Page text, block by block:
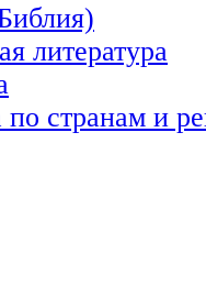
литература
по странам и